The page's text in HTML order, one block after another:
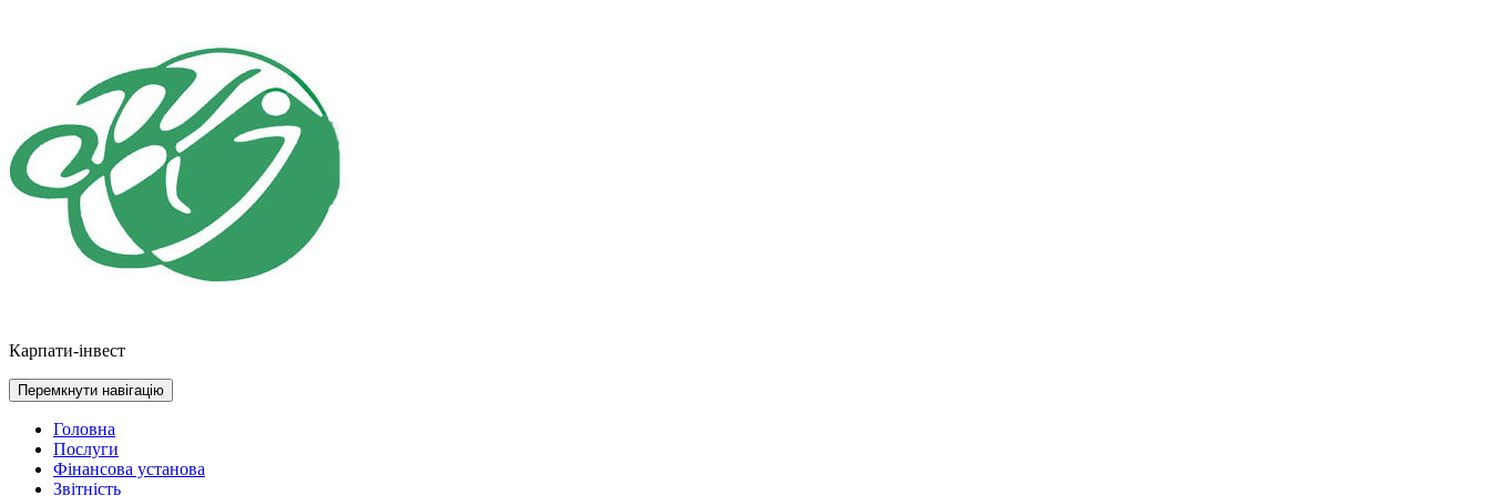
Карпати-інвест
Перемкнути навігацію
Головна
Послуги
Фінансова установа
Звітність